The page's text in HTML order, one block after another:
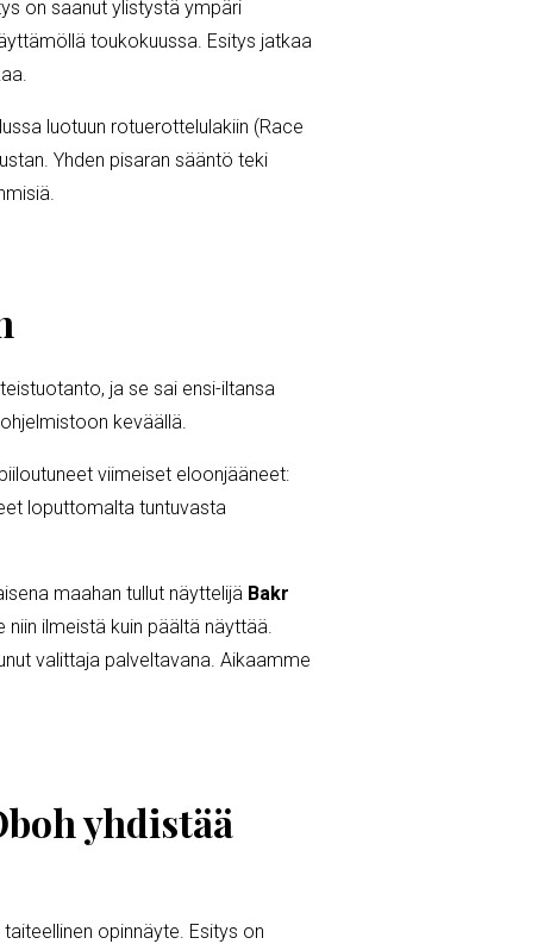
on saanut ylistystä ympäri
toukokuussa. Esitys jatkaa
luotuun rotuerottelulakiin (Race
Yhden pisaran sääntö teki
ja se sai ensi-iltansa
keväällä.
viimeiset eloonjääneet:
loputtomalta tuntuvasta
maahan tullut näyttelijä Bakr
ilmeistä kuin päältä näyttää.
valittaja palveltavana. Aikaamme
yhdistää
opinnäyte. Esitys on